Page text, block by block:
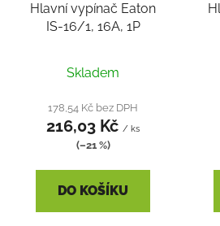
Hlavní vypínač Eaton
IS-16/1, 16A, 1P
Skladem
178,54 Kč bez DPH
216,03 Kč / ks
(–21 %)
DO KOŠÍKU